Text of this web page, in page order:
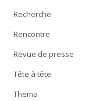
Recherche
Rencontre
Revue de presse
Tête à tête
Thema